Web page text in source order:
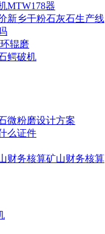
MTW178器
新乡干粉石灰石生产线
辊磨
鳄破机
微粉磨设计方案
么证件
财务核算矿山财务核算